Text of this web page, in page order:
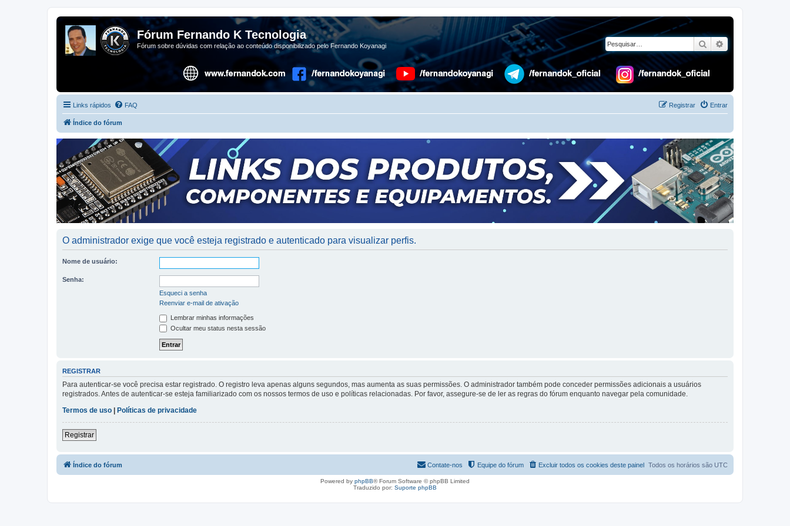
Fórum Fernando K Tecnologia
Fórum sobre dúvidas com relação ao conteúdo disponibilizado pelo Fernando Koyanagi Pesquisar
Links rápidos FAQ Entrar
Registrar
Índice do fórum
O administrador exige que você esteja registrado e autenticado para visualizar perfis.
Nome de usuário:
Senha:
Esqueci a senha
Reenviar e-mail de ativação
Lembrar minhas informações
Ocultar meu status nesta sessão
REGISTRAR
Para autenticar-se você precisa estar registrado. O registro leva apenas alguns segundos, mas aumenta as suas permissões. O administrador também pode conceder permissões adicionais a usuários
registrados. Antes de autenticar-se esteja familiarizado com os nossos termos de uso e políticas relacionadas. Por favor, assegure-se de ler as regras do fórum enquanto navegar pela comunidade.
Termos de uso
Políticas de privacidade
Registrar
Índice do fórum Todos os horários são UTC
Excluir todos os cookies deste painel
Equipe do fórum
Contate-nos
Powered by phpBB® Forum Software © phpBB Limited
Traduzido por: Suporte phpBB